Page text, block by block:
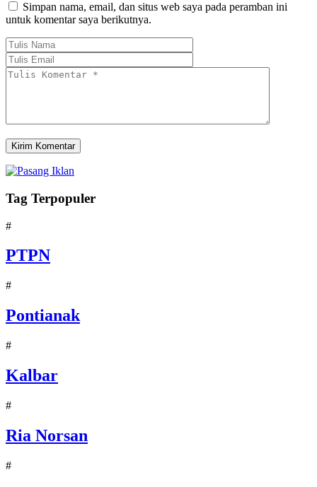
Simpan nama, email, dan situs web saya pada peramban ini
untuk komentar saya berikutnya.
Tag Terpopuler
#
PTPN
#
Pontianak
#
Kalbar
#
Ria Norsan
#